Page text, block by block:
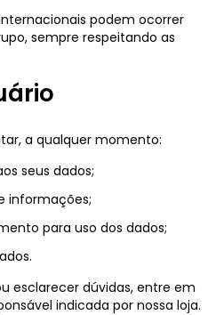
podem ocorrer
sempre respeitando as
a qualquer momento:
seus dados;
informações;
para uso dos dados;
esclarecer dúvidas, entre em
indicada por nossa loja.